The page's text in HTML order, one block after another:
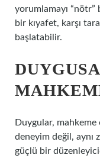
yorumlamayı “nötr”
bir kıyafet, karşı
başlatabilir.
Duygular, mahkeme
deneyim değil, aynı
güçlü bir